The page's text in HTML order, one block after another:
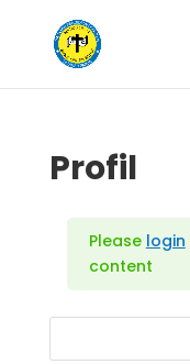
Profil
Please login
content